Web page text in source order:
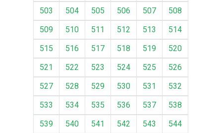
503
504 505 506 507
508
509
510 511 512 513
514
515
516 517 518 519
520
521
522 523 524 525
526
527
528 529 530 531
532
533
534 535 536 537
538
539
540 541 542 543
544